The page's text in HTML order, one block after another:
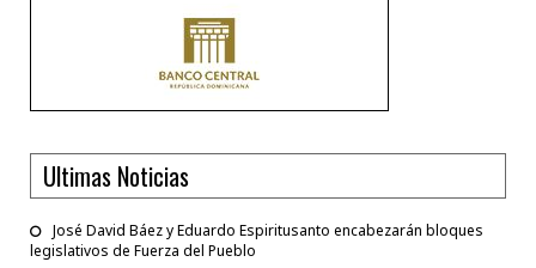
Ultimas Noticias
José David Báez y Eduardo Espiritusanto encabezarán bloques
legislativos de Fuerza del Pueblo